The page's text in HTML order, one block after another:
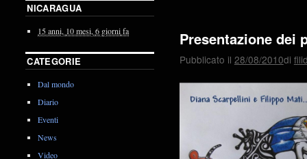
Presentazione dei
Pubblicato il 28/08/2010di
NICARAGUA
15 anni, 10 mesi, 6 giornifa
CATEGORIE
Dal mondo
Diario
Eventi
News
Video